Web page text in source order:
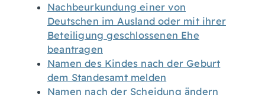
Nachbeurkundung einer von
Deutschen im Ausland oder mit ihrer
Beteiligung geschlossenen Ehe
beantragen
Namen des Kindes nach der Geburt
dem Standesamt melden
Namen nach der Scheidung ändern